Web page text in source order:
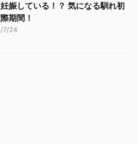
娠している！？ 気になる馴れ初
期間！
7/24